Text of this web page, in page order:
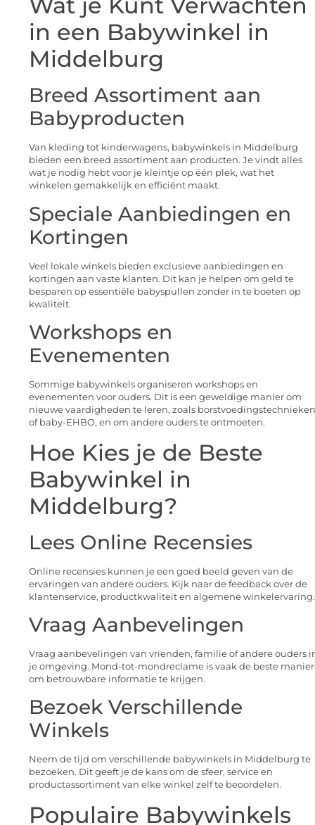
Wat je Kunt Verwachten
in een Babywinkel in
Middelburg
Breed Assortiment aan
Babyproducten
Van kleding tot kinderwagens, babywinkels in Middelburg
bieden een breed assortiment aan producten. Je vindt alles
wat je nodig hebt voor je kleintje op één plek, wat het
winkelen gemakkelijk en efficiënt maakt.
Speciale Aanbiedingen en
Kortingen
Veel lokale winkels bieden exclusieve aanbiedingen en
kortingen aan vaste klanten. Dit kan je helpen om geld te
besparen op essentiële babyspullen zonder in te boeten op
kwaliteit.
Workshops en
Evenementen
Sommige babywinkels organiseren workshops en
evenementen voor ouders. Dit is een geweldige manier om
nieuwe vaardigheden te leren, zoals borstvoedingstechnieken
of baby-EHBO, en om andere ouders te ontmoeten.
Hoe Kies je de Beste
Babywinkel in
Middelburg?
Lees Online Recensies
Online recensies kunnen je een goed beeld geven van de
ervaringen van andere ouders. Kijk naar de feedback over de
klantenservice, productkwaliteit en algemene winkelervaring.
Vraag Aanbevelingen
Vraag aanbevelingen van vrienden, familie of andere ouders
je omgeving. Mond-tot-mondreclame is vaak de beste manier
om betrouwbare informatie te krijgen.
Bezoek Verschillende
Winkels
Neem de tijd om verschillende babywinkels in Middelburg te
bezoeken. Dit geeft je de kans om de sfeer, service en
productassortiment van elke winkel zelf te beoordelen.
Populaire Babywinkels